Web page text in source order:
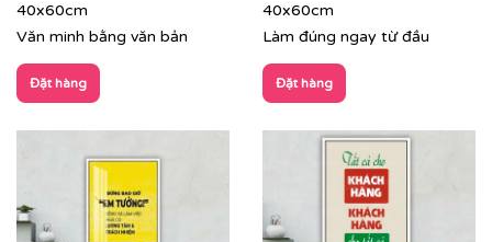
40x60cm
Văn minh bằng văn bản
Đặt hàng
40x60cm
Làm đúng ngay từ đầu
Đặt hàng